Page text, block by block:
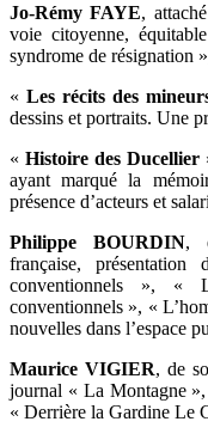
Jo-Rémy FAYE,
voie citoyenne,
syndrome de résignation
« Les récits des
dessins et portraits. Une
« Histoire des Ducellier
ayant marqué la
présence d’acteurs et
Philippe BOURDIN,
française,
conventionnels », «
conventionnels », «
nouvelles dans l’espace
Maurice VIGIER, de
journal « La Montagne
« Derrière la Gardine Le